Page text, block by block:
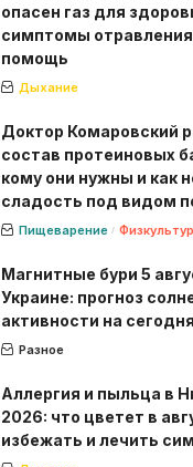
опасен газ для
симптомы отравления
помощь
Дыхание
Доктор Комаровский
состав протеиновых
кому они нужны и как
сладость под видом
Пищеварение
Магнитные бури 5
Украине: прогноз
активности на сегодня
Разное
Аллергия и пыльца в
2026: что цветет в
избежать и лечить